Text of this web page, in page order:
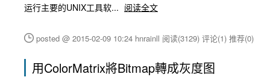
运行主要的UNIX工具软... 阅读全文
posted @ 2015-02-09 10:24 hnrainll 阅读(3129) 评论(1) 推荐(0)
用ColorMatrix將Bitmap轉成灰度图